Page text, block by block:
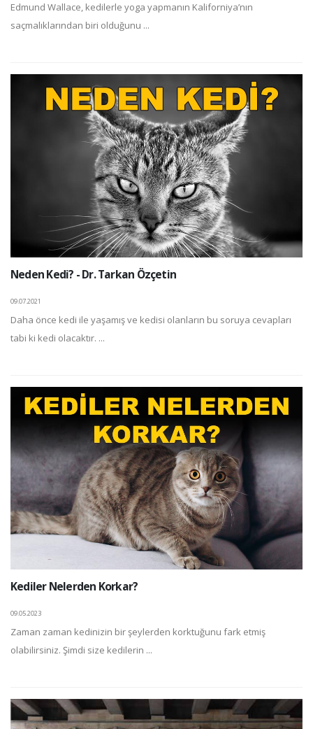
Edmund Wallace, kedilerle yoga yapmanın Kaliforniya’nın
saçmalıklarından biri olduğunu ...
Neden Kedi? - Dr. Tarkan Özçetin
09.07.2021
Daha önce kedi ile yaşamış ve kedisi olanların bu soruya cevapları
tabi ki kedi olacaktır. ...
Kediler Nelerden Korkar?
09.05.2023
Zaman zaman kedinizin bir şeylerden korktuğunu fark etmiş
olabilirsiniz. Şimdi size kedilerin ...